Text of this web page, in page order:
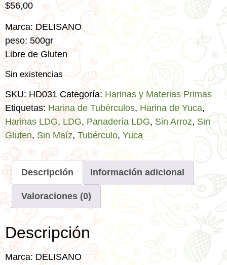
$56,00
Marca: DELISANO
peso: 500gr
Libre de Gluten
Sin existencias
SKU:HD031 Categoría:Harinas y Materias Primas
Etiquetas:Harina de Tubérculos, Harina de Yuca,
Harinas LDG, LDG, Panadería LDG, Sin Arroz, Sin
Gluten, Sin Maíz,Tubérculo, Yuca
Descripción Información adicional
Valoraciones (0)
Descripción
Marca: DELISANO